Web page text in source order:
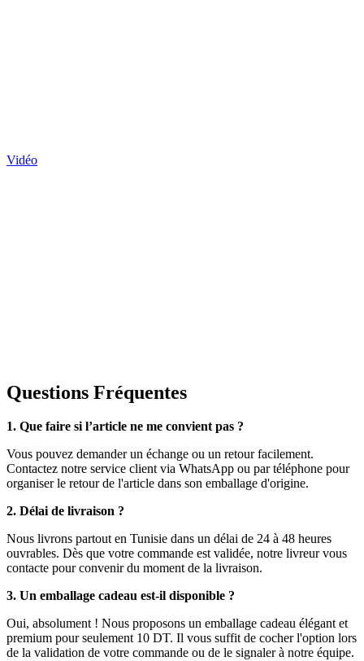
Vidéo
Questions Fréquentes
1. Que faire si l’article ne me convient pas ?
Vous pouvez demander un échange ou un retour facilement.
Contactez notre service client via WhatsApp ou par téléphone pour
organiser le retour de l'article dans son emballage d'origine.
2. Délai de livraison ?
Nous livrons partout en Tunisie dans un délai de 24 à 48 heures
ouvrables. Dès que votre commande est validée, notre livreur vous
contacte pour convenir du moment de la livraison.
3. Un emballage cadeau est-il disponible ?
Oui, absolument ! Nous proposons un emballage cadeau élégant et
premium pour seulement 10 DT. Il vous suffit de cocher l'option lors
de la validation de votre commande ou de le signaler à notre équipe.